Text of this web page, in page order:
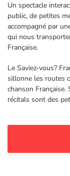
Un spectacle
public, de petites
accompagné par
qui nous
Française.
Le Saviez-vous?
sillonne les routes
chanson
récitals sont des